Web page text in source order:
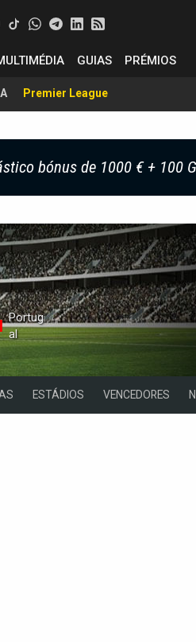
GUIAS PRÉMIOS
Premier League
bónus de 1000 € + 100
Portug
Al
ESTÁDIOS VENCEDORES